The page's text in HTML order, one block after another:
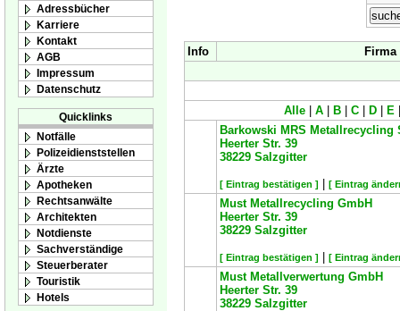
Adressbücher
Karriere
Kontakt
AGB
Impressum
Datenschutz
Quicklinks
Notfälle
Polizeidienststellen
Ärzte
Apotheken
Rechtsanwälte
Architekten
Notdienste
Sachverständige
Steuerberater
Touristik
Hotels
Info Firma
Alle A B C D E
Barkowski MRS Metallrecycling
Heerter Str. 39
38229 Salzgitter
[ Eintrag bestätigen ] [ Eintrag
Must Metallrecycling GmbH
Heerter Str. 39
38229 Salzgitter
[ Eintrag bestätigen ] [ Eintrag
Must Metallverwertung GmbH
Heerter Str. 39
38229 Salzgitter